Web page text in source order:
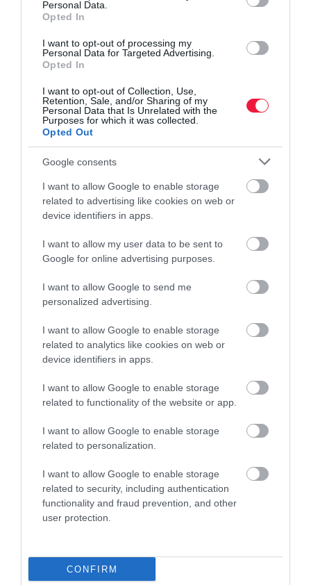
Personal Data.
Opted In
I want to opt-out of processing my
Personal Data for Targeted Advertising.
Opted In
I want to opt-out of Collection, Use,
Retention, Sale, and/or Sharing of my
Personal Data that Is Unrelated with the
Purposes for which it was collected.
Opted Out
Google consents
I want to allow Google to enable storage
related to advertising like cookies on web or
device identifiers in apps.
I want to allow my user data to be sent to
Google for online advertising purposes.
I want to allow Google to send me
personalized advertising.
I want to allow Google to enable storage
related to analytics like cookies on web or
device identifiers in apps.
I want to allow Google to enable storage
related to functionality of the website or app.
I want to allow Google to enable storage
related to personalization.
I want to allow Google to enable storage
related to security, including authentication
functionality and fraud prevention, and other
user protection.
CONFIRM
dollárt a világháló forráskódjáért?
A Sotheby's aukciósház árverésre bocsátotta a világháló első,
eredeti forráskódját, NFT (nem helyettesíthető token) formájában.
milliárd…
támadnak a zsarolók